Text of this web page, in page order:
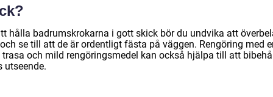
hålla badrumskrokarna i gott skick bör du undvika att
se till att de är ordentligt fästa på väggen. Rengöring med
och mild rengöringsmedel kan också hjälpa till att
utseende.